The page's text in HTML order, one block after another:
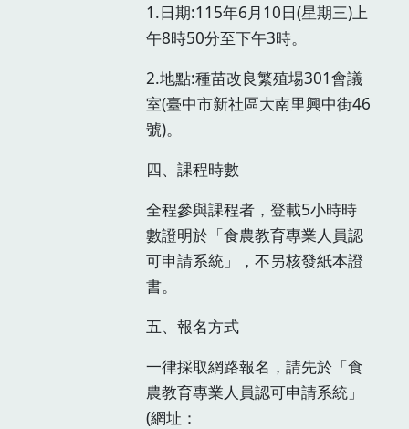
1.日期:115年6月10日(星期三)上
午8時50分至下午3時。
2.地點:種苗改良繁殖場301會議
室(臺中市新社區大南里興中街46
號)。
四、課程時數
全程參與課程者，登載5小時時
數證明於「食農教育專業人員認
可申請系統」，不另核發紙本證
書。
五、報名方式
一律採取網路報名，請先於「食
農教育專業人員認可申請系統」
(網址：